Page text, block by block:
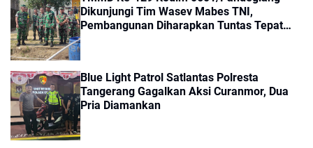
Dikunjungi Tim Wasev Mabes TNI,
Pembangunan Diharapkan Tuntas Tepat
Blue Light Patrol Satlantas Polresta
Tangerang Gagalkan Aksi Curanmor, Dua
Pria Diamankan